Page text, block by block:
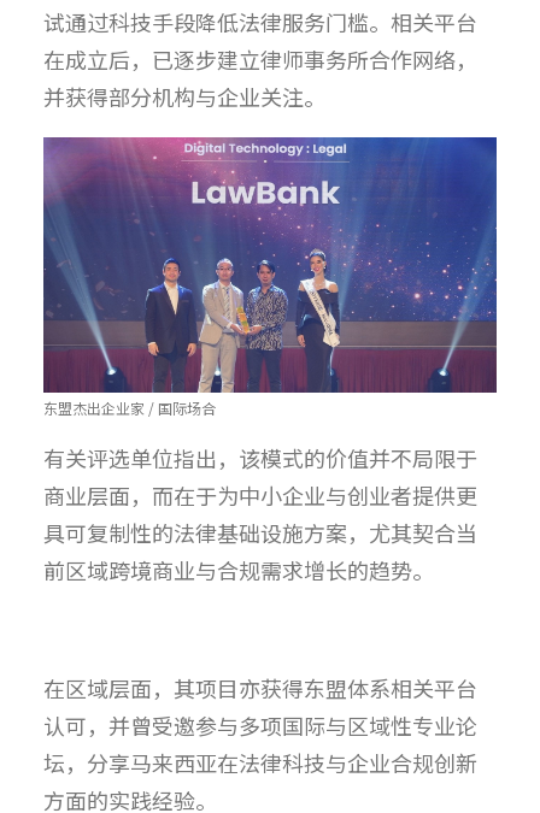
试通过科技手段降低法律服务门槛。相关平台
在成立后，已逐步建立律师事务所合作网络，
并获得部分机构与企业关注。
东盟杰出企业家 / 国际场合
有关评选单位指出，该模式的价值并不局限于
商业层面，而在于为中小企业与创业者提供更
具可复制性的法律基础设施方案，尤其契合当
前区域跨境商业与合规需求增长的趋势。
在区域层面，其项目亦获得东盟体系相关平台
认可，并曾受邀参与多项国际与区域性专业论
坛，分享马来西亚在法律科技与企业合规创新
方面的实践经验。